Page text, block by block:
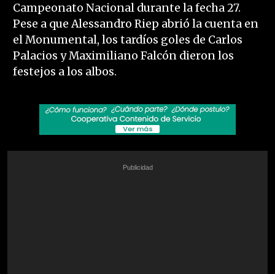
Campeonato Nacional durante la fecha 27.
Pese a que Alessandro Riep abrió la cuenta en
el Monumental, los tardíos goles de Carlos
Palacios y Maximiliano Falcón dieron los
festejos a los albos.